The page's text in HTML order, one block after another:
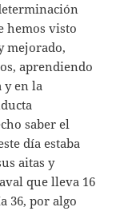
hemos visto
mejorado,
aprendiendo
y en la
saber el
día estaba
aitas y
que lleva 16
36, por algo